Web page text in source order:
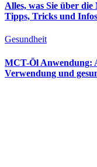
Alles, was Sie über
Tipps, Tricks und Infos
Gesundheit
MCT-Öl Anwendung:
Verwendung und